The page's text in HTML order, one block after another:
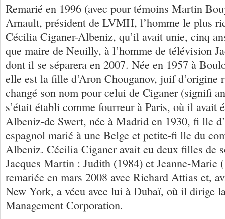
Remarié en 1996 (avec pour témoins Martin
Arnault, président de LVMH, l’homme le plus
Cécilia Ciganer-Albeniz, qu’il avait unie, cinq
que maire de Neuilly, à l’homme de télévision
dont il se séparera en 2007. Née en 1957 à
elle est la fille d’Aron Chouganov, juif d’origine
changé son nom pour celui de Ciganer (signifi
s’était établi comme fourreur à Paris, où il avait
Albeniz-de Swert, née à Madrid en 1930, fi lle
espagnol marié à une Belge et petite-fi lle du
Albeniz. Cécilia Ciganer avait eu deux filles de
Jacques Martin : Judith (1984) et Jeanne-Marie
remariée en mars 2008 avec Richard Attias et,
New York, a vécu avec lui à Dubaï, où il dirige
Management Corporation.